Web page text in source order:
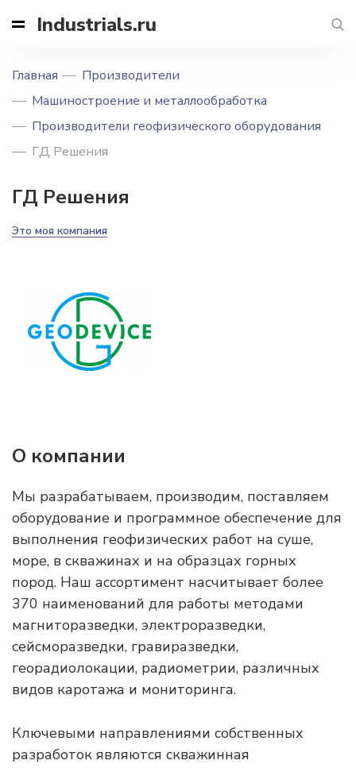
Industrials.ru
Главная
Производители
Машиностроение и металлообработка
Производители геофизического оборудования
ГД Решения
ГД Решения
Это моя компания
О компании
Мы разрабатываем, производим, поставляем
оборудование и программное обеспечение для
выполнения геофизических работ на суше,
море, в скважинах и на образцах горных
пород. Наш ассортимент насчитывает более
370 наименований для работы методами
магниторазведки, электроразведки,
сейсморазведки, гравиразведки,
георадиолокации, радиометрии, различных
видов каротажа и мониторинга.
Ключевыми направлениями собственных
разработок являются скважинная